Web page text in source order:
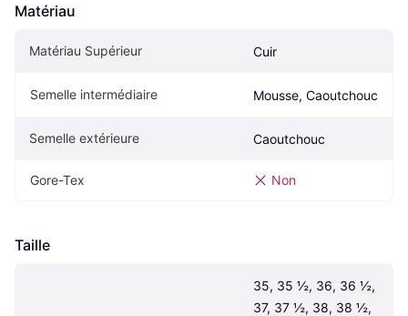
Matériau
Matériau Supérieur Cuir
Semelle intermédiaire Mousse, Caoutchouc
Semelle extérieure Caoutchouc
Gore-Tex Non
Taille
35, 35 ½, 36, 36 ½,
37, 37 ½, 38, 38 ½,